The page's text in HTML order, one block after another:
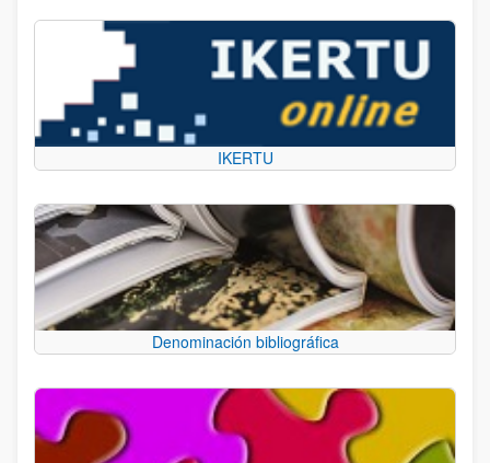
IKERTU
Denominación bibliográfica